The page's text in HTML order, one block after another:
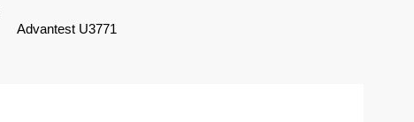
Advantest U3771